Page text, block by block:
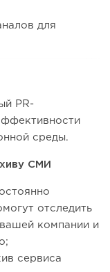
для
PR-
среды.
СМИ
отследить
компании и
сервиса